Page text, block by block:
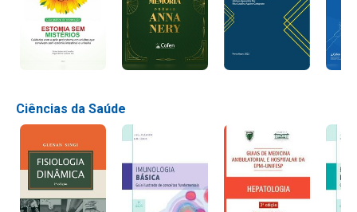
Ciências da Saúde